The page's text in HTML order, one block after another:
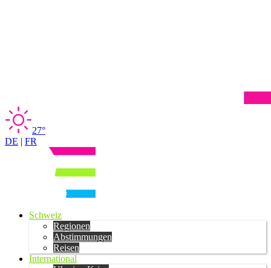
27°
DE | FR
Schweiz
Regionen
Abstimmungen
Reisen
International